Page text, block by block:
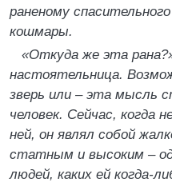
раненому
кошмары.
«Откуда же эта
настоятельница.
зверь или – эта мысль
человек. Сейчас, когда
ней, он являл собой
статным и высоким –
людей, каких ей когда-